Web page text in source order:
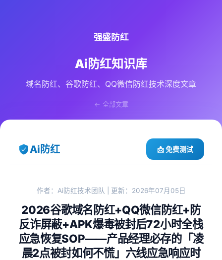
强盛防红
Ai防红知识库
域名防红、谷歌防红、QQ微信防红技术深度文章
← 全部文章
Ai防红 📩 免费测试
作者：Ai防红技术团队 | 更新：2026年07月05日
2026谷歌域名防红+QQ微信防红+防
反诈屏蔽+APK爆毒被封后72小时全栈
应急恢复SOP——产品经理必存的「凌
晨2点被封如何不慌」六线应急响应时